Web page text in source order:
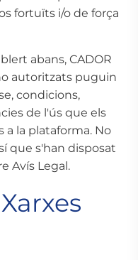
fortuïts i/o de força
abans, CADOR
autoritzats puguin
condicions,
de l'ús que els
a la plataforma. No
que s'han disposat
Avís Legal.